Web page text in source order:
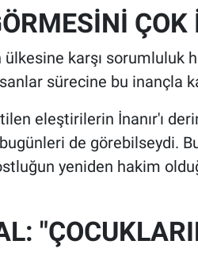
ÇOK
ülkesine karşı sorumluluk
sürecine bu inançla
eleştirilerin İnanır'ı
de görebilseydi.
yeniden hakim